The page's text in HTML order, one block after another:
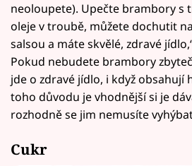
neoloupete). Upečte brambory s
oleje v troubě, můžete dochutit
salsou a máte skvělé, zdravé
Pokud nebudete brambory
jde o zdravé jídlo, i když obsahují
toho důvodu je vhodnější si je
rozhodně se jim nemusíte
Cukr